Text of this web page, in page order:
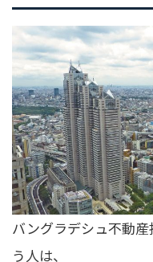
バングラデシュ不動
う人は、